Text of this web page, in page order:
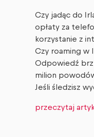
Czy jadąc do
opłaty za
korzystanie z
Czy roaming w
Odpowiedź
milion
Jeśli śledzisz
przeczytaj